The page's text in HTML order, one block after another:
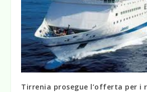
Tirrenia prosegue l’offerta per i